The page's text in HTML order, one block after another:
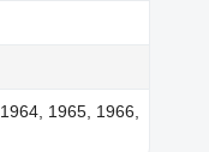
1965, 1966,